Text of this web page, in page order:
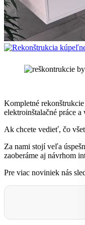
Kompletné
elektroinštalačné práce
Ak chcete vedieť, čo
Za nami stojí veľa
zaoberáme aj návrhom
Pre viac noviniek nás